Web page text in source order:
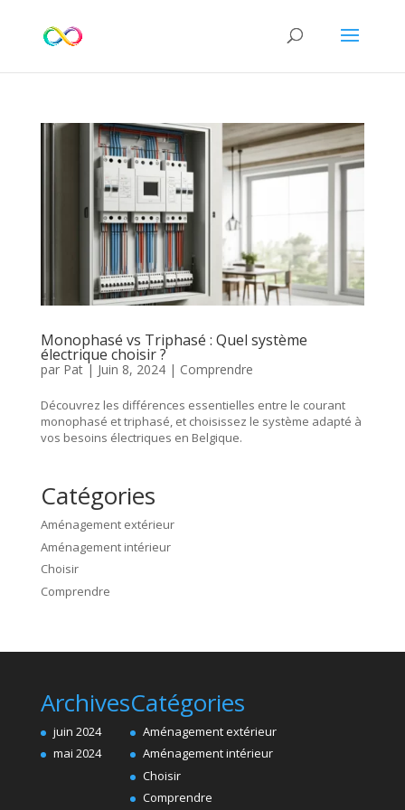
Monophasé vs Triphasé : Quel système
électrique choisir ?
par Pat| Juin 8, 2024| Comprendre
Découvrez les différences essentielles entre le courant
monophasé et triphasé, et choisissez le système adapté à
vos besoins électriques en Belgique.
Catégories
Aménagement extérieur
Aménagement intérieur
Choisir
Comprendre
Archives
juin 2024
mai 2024
Catégories
Aménagement extérieur
Aménagement intérieur
Choisir
Comprendre